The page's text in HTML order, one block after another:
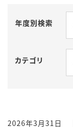
年度別検索
カテゴリ
2026年3月31日